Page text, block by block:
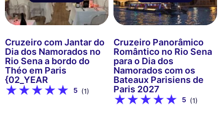
Cruzeiro com Jantar do
Dia dos Namorados no
Rio Sena a bordo do
Théo em Paris
{02_YEAR
5 (1)
Cruzeiro Panorâmico
Romântico no Rio Sena
para o Dia dos
Namorados com os
Bateaux Parisiens de
Paris 2027
5 (1)